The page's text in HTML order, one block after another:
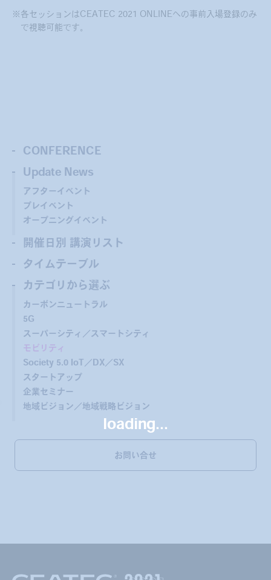
loading...
※各セッションはCEATEC 2021 ONLINEへの事前入場登録のみ
で視聴可能です。
CONFERENCE
Update News
アフターイベント
プレイベント
オープニングイベント
開催日別 講演リスト
タイムテーブル
カテゴリから選ぶ
カーボンニュートラル
5G
スーパーシティ／スマートシティ
モビリティ
Society 5.0 IoT／DX／SX
スタートアップ
企業セミナー
地域ビジョン／地域戦略ビジョン
お問い合せ